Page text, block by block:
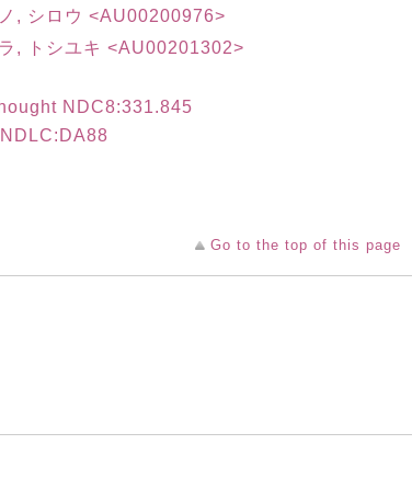
, シロウ <AU00200976>
, トシユキ <AU00201302>
NDC8:331.845
Go to the top of this page